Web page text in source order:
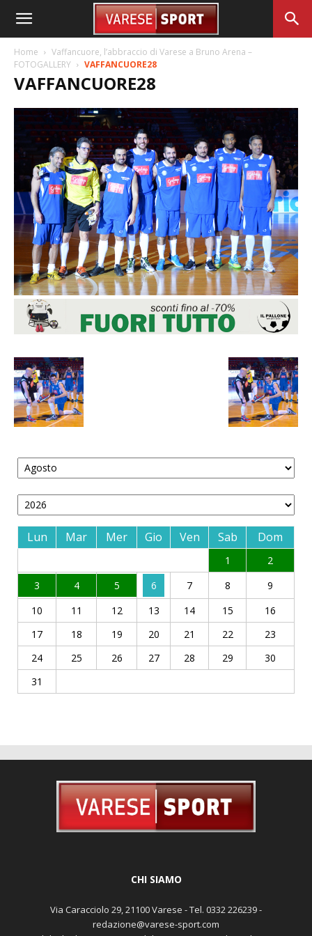
Home
Vaffancuore, l’abbraccio di Varese a Bruno Arena –
FOTOGALLERY
VAFFANCUORE28
VAFFANCUORE28
Lun Mar Mer Gio Ven Sab Dom
1
2
3
4 5 6 7 8
9
10
11 12 13 14 15
16
17
18 19 20 21 22
23
24
25 26 27 28 29
30
31
CHI SIAMO
Via Caracciolo 29, 21100 Varese - Tel. 0332 226239 -
redazione@varese-sport.com